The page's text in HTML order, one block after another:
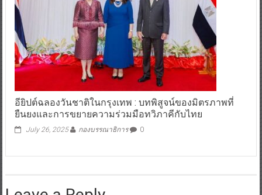
อียิปต์ฉลองวันชาติในกรุงเทพ : บทพิสูจน์ของมิตรภาพที่
ยืนยงและการขยายความร่วมมือทวิภาคีกับไทย
July 26, 2025 กองบรรณาธิการ 0